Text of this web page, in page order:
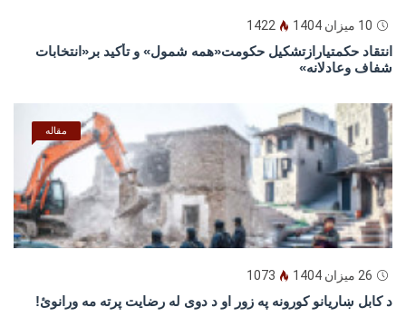
10 میزان 1404 1422
انتقاد حکمتیارازتشکیل حکومت«همه شمول» و تأکید بر«انتخابات
شفاف وعادلانه»
مقاله
26 میزان 1404 1073
د كابل ښاريانو كورونه په زور او د دوى له رضايت پرته مه ورانوئ!